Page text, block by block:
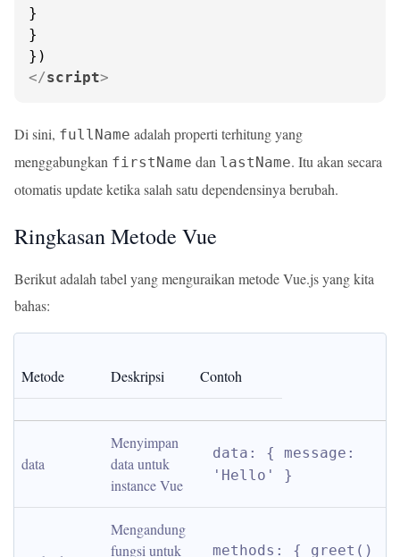
}
}
</script>
Di sini, fullName adalah properti terhitung yang
menggabungkan firstName dan lastName. Itu akan secara
otomatis update ketika salah satu dependensinya berubah.
Ringkasan Metode Vue
Berikut adalah tabel yang menguraikan metode Vue.js yang kita
bahas:
Metode Deskripsi Contoh
data
Menyimpan
data untuk
instance Vue
data: { message:
'Hello' }
Mengandung
fungsi untuk
methods: { greet()